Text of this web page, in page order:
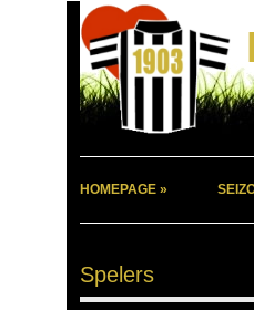
HOMEPAGE »
Spelers